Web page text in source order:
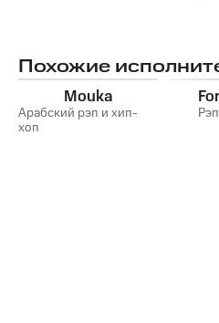
Похожие
Mouka
Арабский рэп и хип-
хоп